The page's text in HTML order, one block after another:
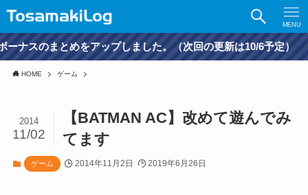
MENU
プしました。（次回の更新は10/6予定）
HOME ゲーム
【BATMAN AC】改めて遊んでみ
てます
2014
11/02
ゲーム 2014年11月2日 2019年6月26日